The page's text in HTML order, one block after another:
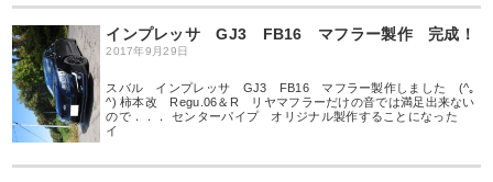
インプレッサ GJ3 FB16 マフラー製作 完成！
2017年9月29日
スバル インプレッサ GJ3 FB16 マフラー製作しました (^｡
^) 柿本改 Regu.06＆R リヤマフラーだけの音では満足出来ない
ので．．． センターパイプ オリジナル製作することになった
イ